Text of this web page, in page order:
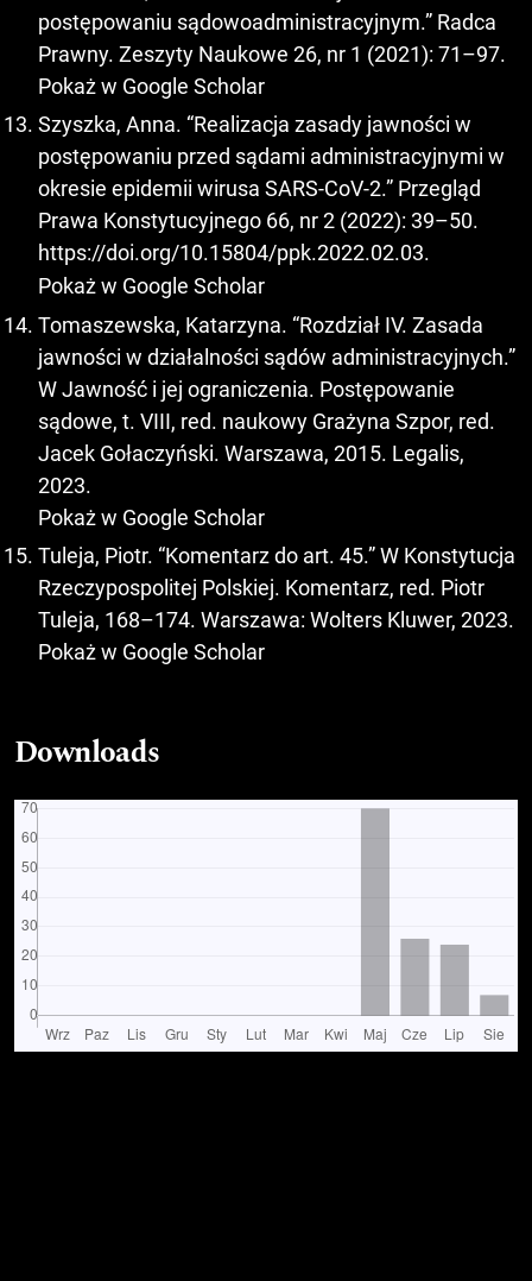
postępowaniu sądowoadministracyjnym.” Radca
Prawny. Zeszyty Naukowe 26, nr 1 (2021): 71–97.
Pokaż w Google Scholar
Szyszka, Anna. “Realizacja zasady jawności w
postępowaniu przed sądami administracyjnymi w
okresie epidemii wirusa SARS-CoV-2.” Przegląd
Prawa Konstytucyjnego 66, nr 2 (2022): 39–50.
https://doi.org/10.15804/ppk.2022.02.03.
Pokaż w Google Scholar
Tomaszewska, Katarzyna. “Rozdział IV. Zasada
jawności w działalności sądów administracyjnych.”
W Jawność i jej ograniczenia. Postępowanie
sądowe, t. VIII, red. naukowy Grażyna Szpor, red.
Jacek Gołaczyński. Warszawa, 2015. Legalis,
2023.
Pokaż w Google Scholar
Tuleja, Piotr. “Komentarz do art. 45.” W Konstytucja
Rzeczypospolitej Polskiej. Komentarz, red. Piotr
Tuleja, 168–174. Warszawa: Wolters Kluwer, 2023.
Pokaż w Google Scholar
Downloads